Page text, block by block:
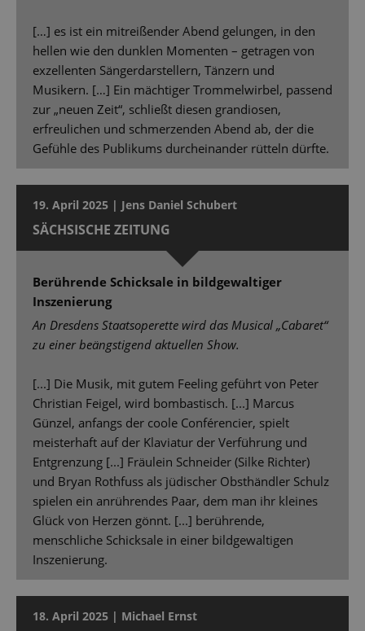
[…] es ist ein mitreißender Abend gelungen, in den
hellen wie den dunklen Momenten – getragen von
exzellenten Sängerdarstellern, Tänzern und
Musikern. […] Ein mächtiger Trommelwirbel, passend
zur „neuen Zeit“, schließt diesen grandiosen,
erfreulichen und schmerzenden Abend ab, der die
Gefühle des Publikums durcheinander rütteln dürfte.
19. April 2025 | Jens Daniel Schubert
SÄCHSISCHE ZEITUNG
Berührende Schicksale in bildgewaltiger
Inszenierung
An Dresdens Staatsoperette wird das Musical „Cabaret“
zu einer beängstigend aktuellen Show.
[...] Die Musik, mit gutem Feeling geführt von Peter
Christian Feigel, wird bombastisch. [...] Marcus
Günzel, anfangs der coole Conférencier, spielt
meisterhaft auf der Klaviatur der Verführung und
Entgrenzung [...] Fräulein Schneider (Silke Richter)
und Bryan Rothfuss als jüdischer Obsthändler Schulz
spielen ein anrührendes Paar, dem man ihr kleines
Glück von Herzen gönnt. [...] berührende,
menschliche Schicksale in einer bildgewaltigen
Inszenierung.
18. April 2025 | Michael Ernst